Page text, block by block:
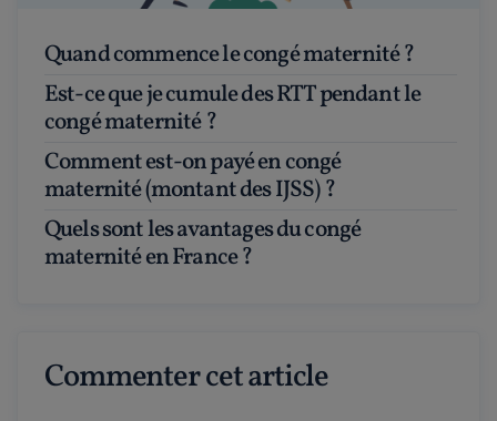
Quand commence le congé maternité ?
Est-ce que je cumule des RTT pendant le
congé maternité ?
Comment est-on payé en congé
maternité (montant des IJSS) ?
Quels sont les avantages du congé
maternité en France ?
Commenter cet article